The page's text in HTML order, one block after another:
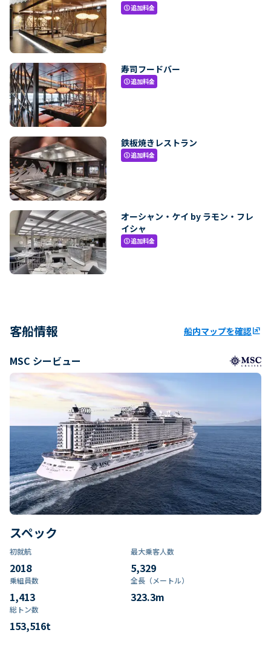
paid追加料金
寿司フードバー
paid追加料金
鉄板焼きレストラン
paid追加料金
オーシャン・ケイ by ラモン・フレ
イシャ
paid追加料金
客船情報 船内マップを確認ungroup
MSC シービュー
スペック
初就航
2018
最大乗客人数
5,329
乗組員数​
1,413
全長（メートル）
323.3m
総トン数​
153,516t